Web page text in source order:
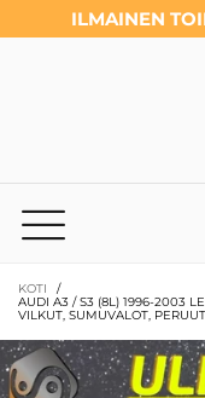
ILMAINEN
KOTI
/
AUDI A3 / S3 (8L) 1996-2003
VILKUT, SUMUVALOT,